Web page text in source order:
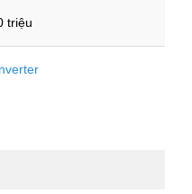
triệu